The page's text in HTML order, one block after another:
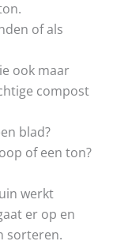
of als
ook maar
compost
blad?
of een ton?
werkt
er op en
sorteren.